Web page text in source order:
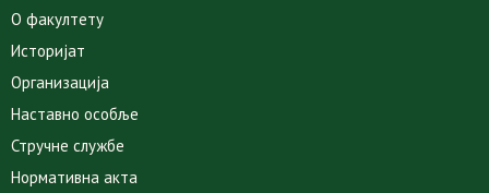
О факултету
Историјат
Организација
Наставно особље
Стручне службе
Нормативна акта